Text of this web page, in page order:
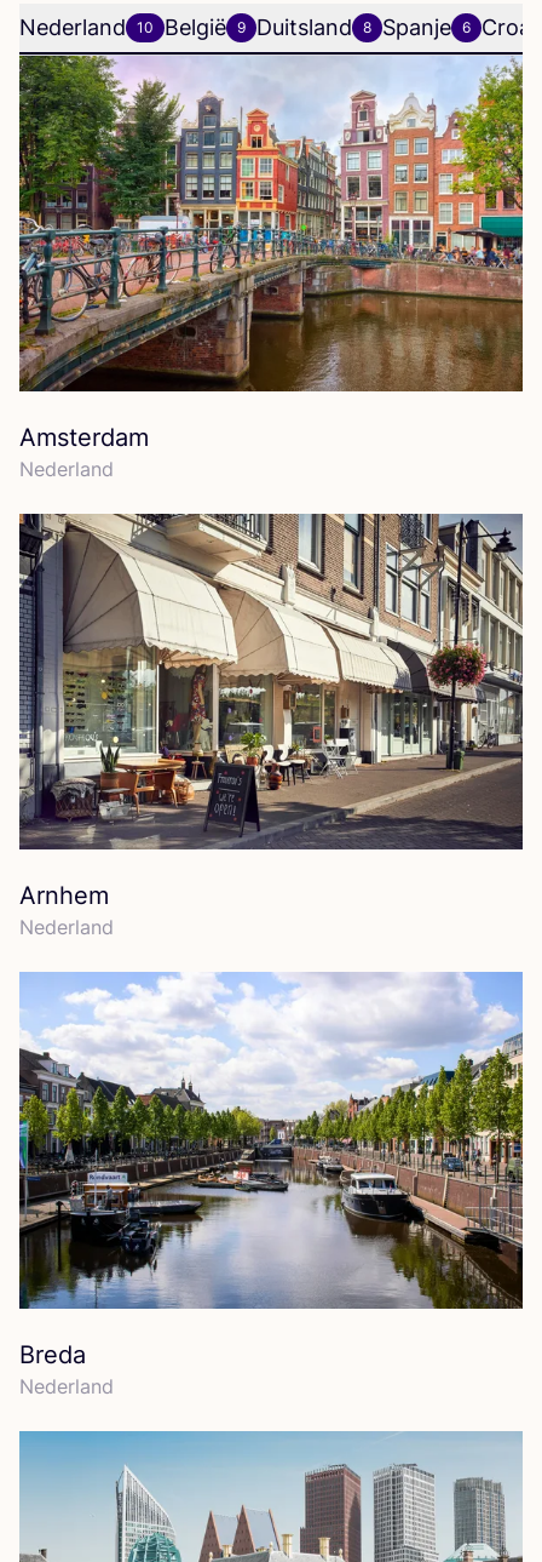
Nederland 10 België 9 Duitsland 8 Spanje 6
Amsterdam
Neder­land
Arnhem
Neder­land
Breda
Neder­land